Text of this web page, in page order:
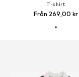
T-shirt
Från 269,00 kr